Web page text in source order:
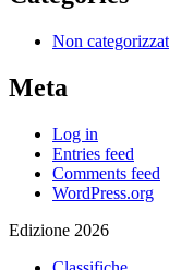
Non
Meta
Log in
Entries feed
Comments feed
WordPress.org
Edizione 2026